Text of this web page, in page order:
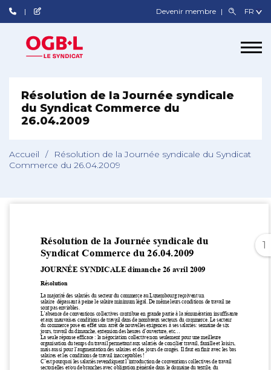
Devenir membre
Résolution de la Journée syndicale
du Syndicat Commerce du
26.04.2009
Accueil /
Résolution de la Journée syndicale du Syndicat
Commerce du 26.04.2009
1